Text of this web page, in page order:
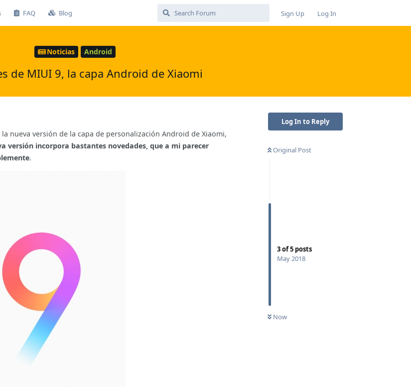
FAQ Blog Sign Up Log In
Noticias Android
de MIUI 9, la capa Android de Xiaomi
Log In to Reply
Original Post
3of5 posts
May 2018
Now
nueva versión de la capa de personalización Android de Xiaomi,
versión incorpora bastantes novedades, que a mi parecer
.